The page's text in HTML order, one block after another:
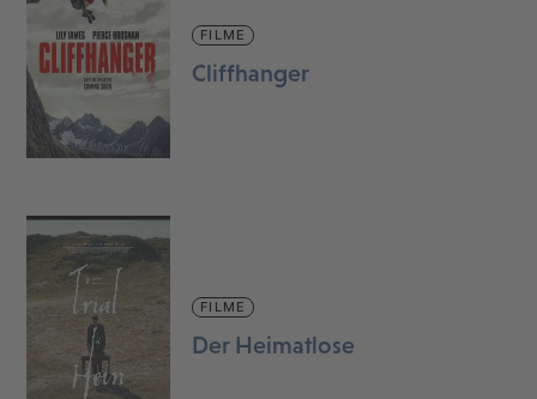
FILME
Cliffhanger
FILME
Der Heimatlose